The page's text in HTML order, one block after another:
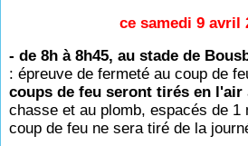
ce samedi 9 avril
- de 8h à 8h45, au stade de
: épreuve de fermeté au coup de
coups de feu seront tirés en l'air
chasse et au plomb, espacés de 1
coup de feu ne sera tiré de la